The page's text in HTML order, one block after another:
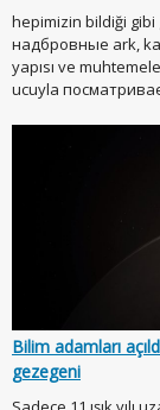
hepimizin bildiği
надбровные ark,
yapısı ve
ucuyla
Bilim adamları
gezegeni